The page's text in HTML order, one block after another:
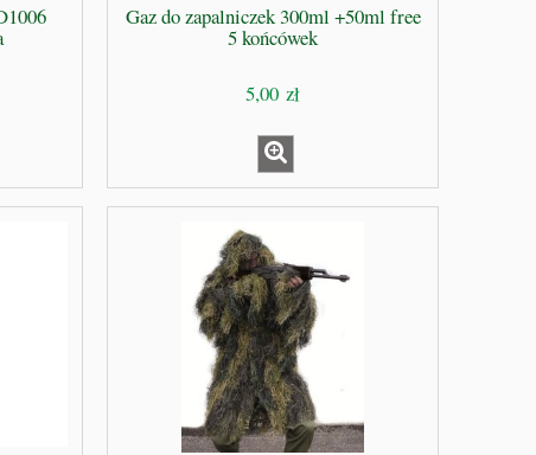
Zamykarka do puszek wek maszyna
970,00 zł
do koszyka
Gaz do zapalniczek 300ml +50ml free
5 końcówek
5,00 zł